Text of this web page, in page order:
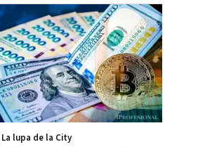
lupa de la City